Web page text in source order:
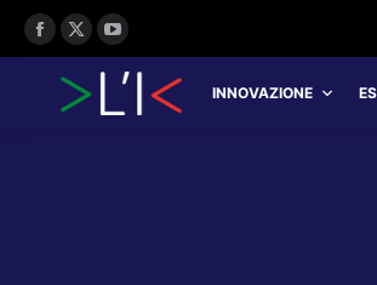
Facebook
page
opens
X
page
opens
YouTube
page
opens
INNOVAZIONE